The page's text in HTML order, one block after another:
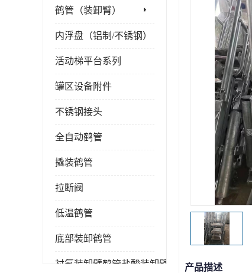
鹤管（装卸臂）
内浮盘（铝制/不锈钢）
活动梯平台系列
罐区设备附件
不锈钢接头
全自动鹤管
撬装鹤管
拉断阀
低温鹤管
底部装卸鹤管
衬氟装卸臂鹤管盐酸装卸臂 产品描述